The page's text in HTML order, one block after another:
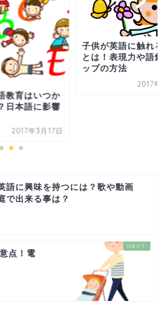
教育はいつか
日本語に影響
2017年3月17日
子供が英語に触れる
とは！表現力や語彙
ップの方法
2017年4
語に興味を持つには？歌や動画
で出来る事は？
点！電